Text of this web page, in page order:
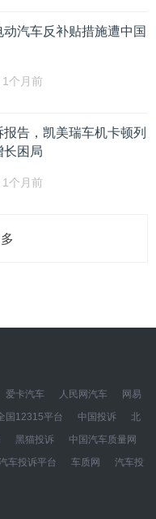
汽车反补贴措施遭中国
1个月前
告，凯美瑞车机卡顿列
长困局
1个月前
爱卡汽车 人民网汽车
网易
国12315平台 中国投诉
北
黑猫投诉
中国汽车质量网
车投诉平台 车质网
汽车投